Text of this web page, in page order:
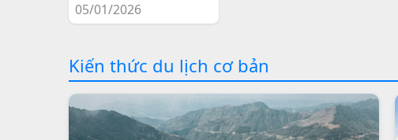
05/01/2026
Kiến thức du lịch cơ bản